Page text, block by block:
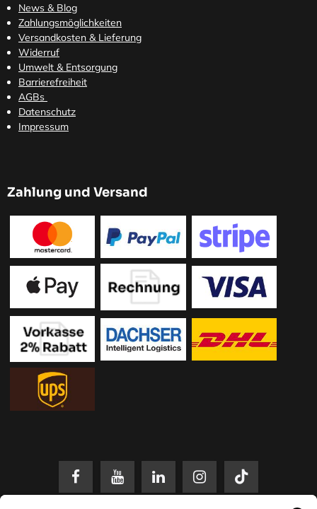
News & Blog
Zahlungsmöglichkeiten
Versandkosten & Lieferung
Widerruf
Umwelt & Entsorgung
Barrierefreiheit
AGBs
Datenschutz
Impressum
Zahlung und Versand